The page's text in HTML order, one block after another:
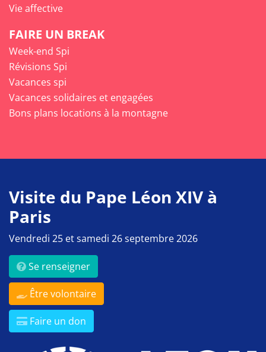
Vie affective
FAIRE UN BREAK
Week-end Spi
Révisions Spi
Vacances spi
Vacances solidaires et engagées
Bons plans locations à la montagne
Visite du Pape Léon XIV à
Paris
Vendredi 25 et samedi 26 septembre 2026
Se renseigner
Être volontaire
Faire un don